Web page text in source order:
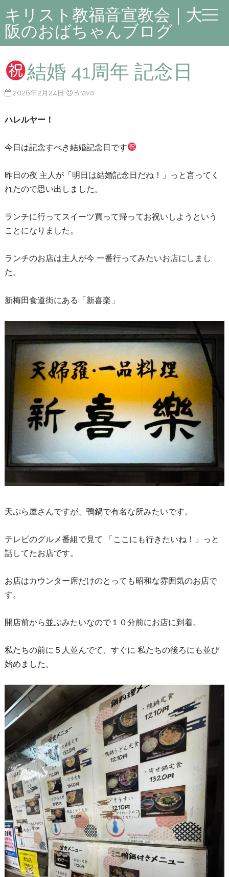
キリスト教福音宣教会｜大
阪のおばちゃんブログ
結婚 41周年 記念日
2026年2月24日 Bravo
ハレルヤー！
今日は記念すべき結婚記念日です
昨日の夜 主人が「明日は結婚記念日だね！」っと言ってく
れたので思い出しました。
ランチに行ってスイーツ買って帰ってお祝いしようという
ことになりました。
ランチのお店は主人が今 一番行ってみたいお店にしまし
た。
新梅田食道街にある「新喜楽」
天ぷら屋さんですが、鴨鍋で有名な所みたいです。
テレビのグルメ番組で見て 「ここにも行きたいね！」っと
話してたお店です。
お店はカウンター席だけのとっても昭和な雰囲気のお店で
す。
開店前から並ぶみたいなので１０分前にお店に到着。
私たちの前に５人並んでて、すぐに 私たちの後ろにも並び
始めました。